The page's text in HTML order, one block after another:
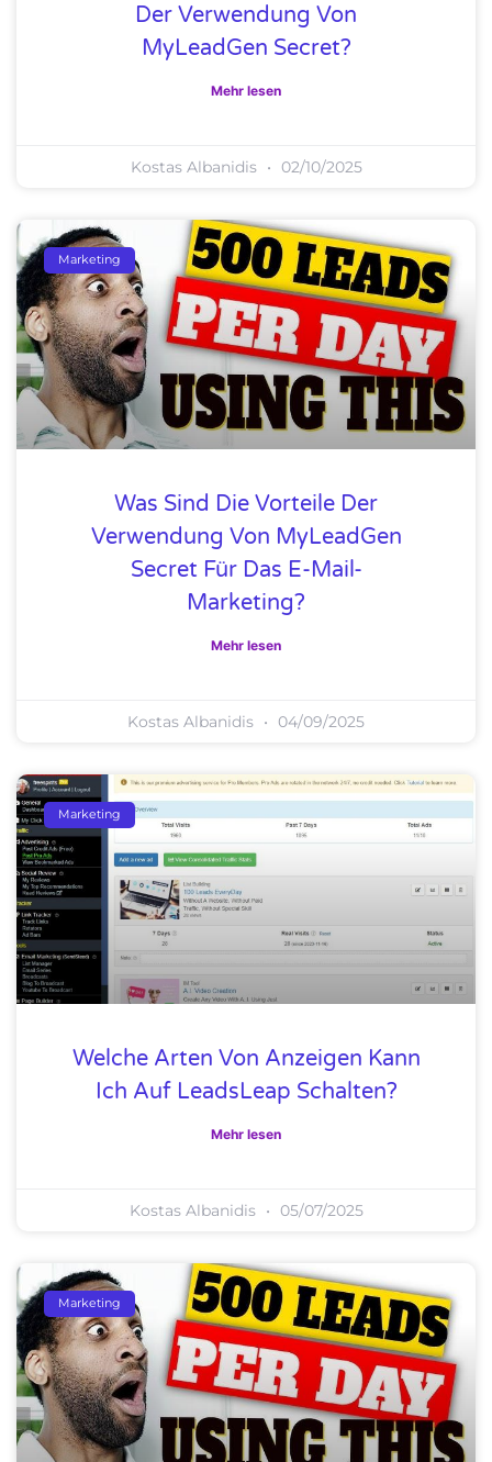
Der Verwendung Von
MyLeadGen Secret?
Mehr lesen
Kostas Albanidis 02/10/2025
Marketing
Was Sind Die Vorteile Der
Verwendung Von MyLeadGen
Secret Für Das E-Mail-
Marketing?
Mehr lesen
Kostas Albanidis 04/09/2025
Marketing
Welche Arten Von Anzeigen Kann
Ich Auf LeadsLeap Schalten?
Mehr lesen
Kostas Albanidis 05/07/2025
Marketing